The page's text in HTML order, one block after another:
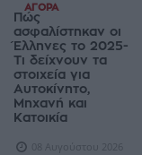
ΑΓΟΡΆ
Πώς
ασφαλίστηκαν οι
Έλληνες το 2025-
Τι δείχνουν τα
στοιχεία για
Αυτοκίνητο,
Μηχανή και
Κατοικία
08 Αυγούστου 2026